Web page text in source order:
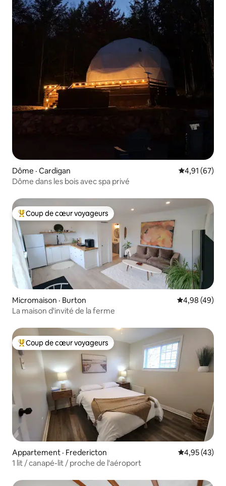
Dôme · Cardigan Note
4,91 (67)
Dôme dans les bois avec spa privé
Coup de cœur voyageurs parmi les plus aimés
Coup de cœur voyageurs
Micromaison · Burton Note
4,98 (49)
La maison d'invité de la ferme
Coup de cœur voyageurs parmi les plus aimés
Coup de cœur voyageurs
Appartement · Fredericton Note
4,95 (43)
1 lit / canapé-lit / proche de l'aéroport